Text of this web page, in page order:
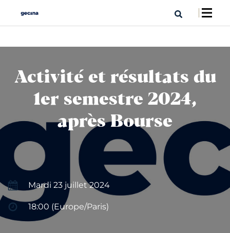
Activité et résultats du
1er semestre 2024,
après Bourse
Mardi 23 juillet 2024
18:00 (Europe/Paris)